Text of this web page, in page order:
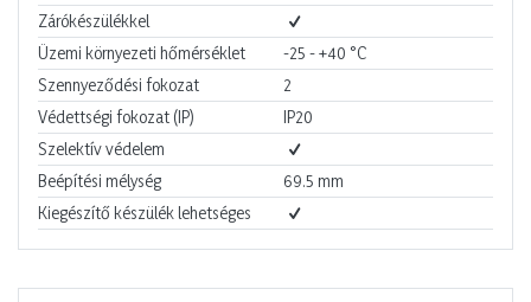
Zárókészülékkel
Üzemi környezeti hőmérséklet
-25 - +40 °C
Szennyeződési fokozat
2
Védettségi fokozat (IP)
IP20
Szelektív védelem
Beépítési mélység
69.5 mm
Kiegészítő készülék lehetséges